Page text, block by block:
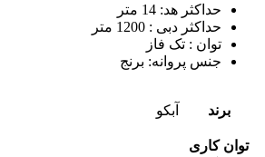
حداکثر هد: 14 متر
حداکثر دبی : 1200 متر
توان : تک فاز
جنس پروانه: برنج
برند آبکو
توان کاری